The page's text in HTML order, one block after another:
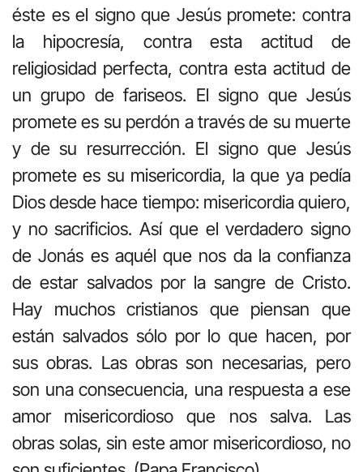
éste es el signo que Jesús promete: contra
la hipocresía, contra esta actitud de
religiosidad perfecta, contra esta actitud de
un grupo de fariseos. El signo que Jesús
promete es su perdón a través de su muerte
y de su resurrección. El signo que Jesús
promete es su misericordia, la que ya pedía
Dios desde hace tiempo: misericordia quiero,
y no sacrificios. Así que el verdadero signo
de Jonás es aquél que nos da la confianza
de estar salvados por la sangre de Cristo.
Hay muchos cristianos que piensan que
están salvados sólo por lo que hacen, por
sus obras. Las obras son necesarias, pero
son una consecuencia, una respuesta a ese
amor misericordioso que nos salva. Las
obras solas, sin este amor misericordioso, no